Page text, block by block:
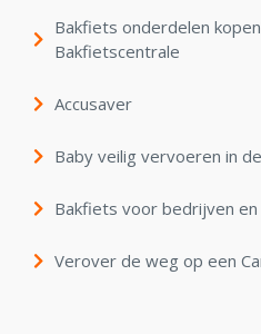
Bakfiets onderdelen
Bakfietscentrale
Accusaver
Baby veilig vervoeren in
Bakfiets voor bedrijven
Verover de weg op een